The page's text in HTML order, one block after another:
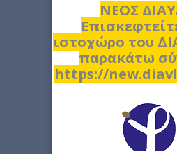
ΝΕΟΣ
ιστοχώρο του
παρακάτω
https://